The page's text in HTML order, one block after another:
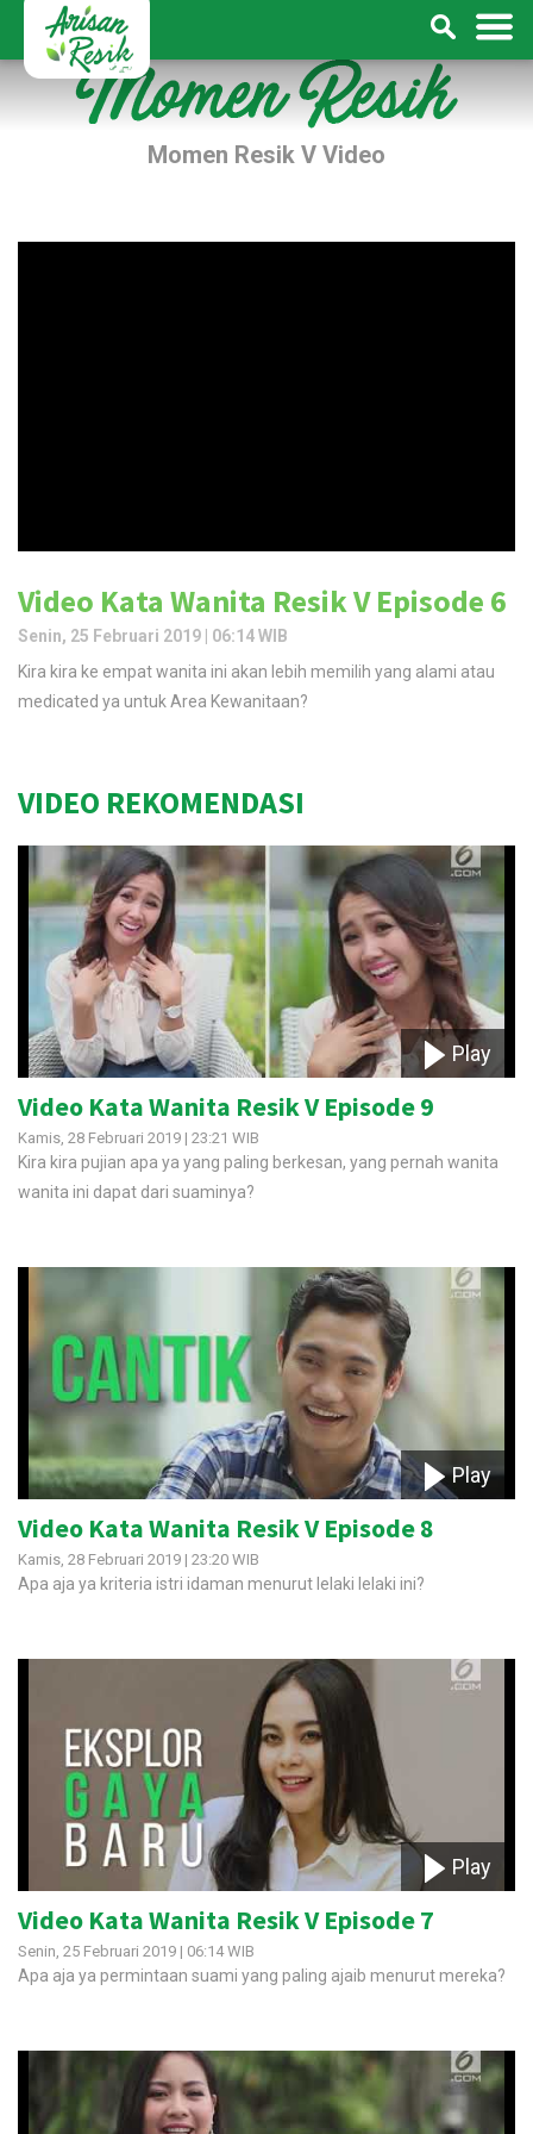
Momen Resik V Video
Video Kata Wanita Resik V Episode 6
Senin, 25 Februari 2019 | 06:14 WIB
Kira kira ke empat wanita ini akan lebih memilih yang alami atau
medicated ya untuk Area Kewanitaan?
VIDEO REKOMENDASI
Play
Video Kata Wanita Resik V Episode 9
Kamis, 28 Februari 2019 | 23:21 WIB
Kira kira pujian apa ya yang paling berkesan, yang pernah wanita
wanita ini dapat dari suaminya?
Play
Video Kata Wanita Resik V Episode 8
Kamis, 28 Februari 2019 | 23:20 WIB
Apa aja ya kriteria istri idaman menurut lelaki lelaki ini?
Play
Video Kata Wanita Resik V Episode 7
Senin, 25 Februari 2019 | 06:14 WIB
Apa aja ya permintaan suami yang paling ajaib menurut mereka?